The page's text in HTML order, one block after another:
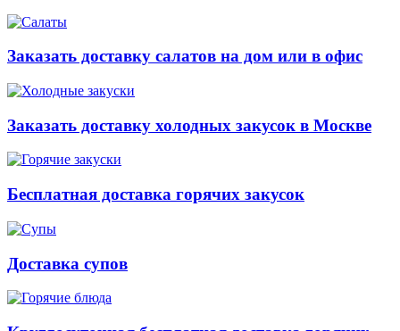
Заказать доставку салатов на дом или в офис
Заказать доставку холодных закусок в Москве
Бесплатная доставка горячих закусок
Доставка супов